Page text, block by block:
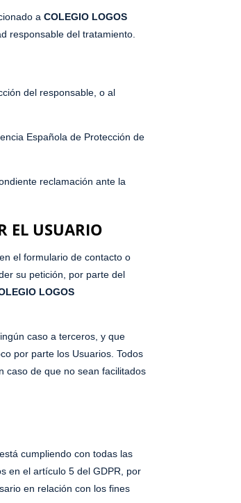
aCOLEGIO LOGOS
responsable del tratamiento.
del responsable, o al
Española de Protección de
reclamación ante la
EL USUARIO
el formulario de contacto o
su petición, por parte del
LOGOS
caso a terceros, y que
por parte los Usuarios. Todos
caso de que no sean facilitados
está cumpliendo con todas las
en el artículo 5 del GDPR, por
en relación con los fines